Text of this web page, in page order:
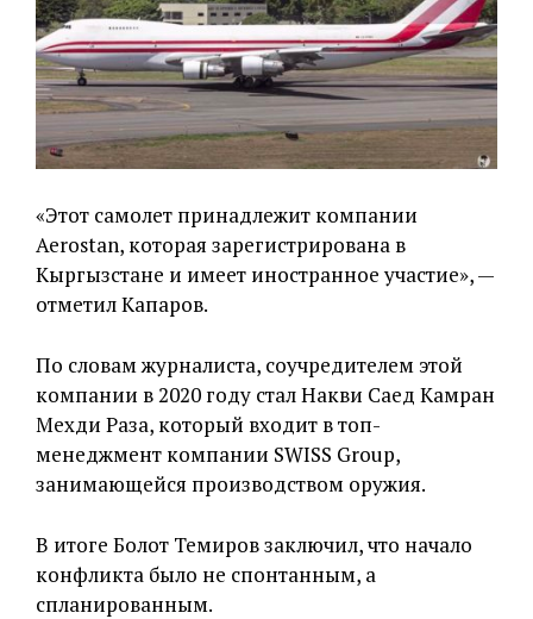
«Этот самолет принадлежит компании
Aerostan, которая зарегистрирована в
Кыргызстане и имеет иностранное участие», —
отметил Капаров.
По словам журналиста, соучредителем этой
компании в 2020 году стал Накви Саед Камран
Мехди Раза, который входит в топ-
менеджмент компании SWISS Group,
занимающейся производством оружия.
В итоге Болот Темиров заключил, что начало
конфликта было не спонтанным, а
спланированным.